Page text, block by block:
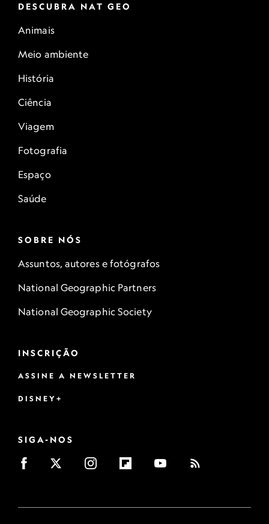
DESCUBRA NAT GEO
Animais
Meio ambiente
História
Ciência
Viagem
Fotografia
Espaço
Saúde
SOBRE NÓS
Assuntos, autores e fotógrafos
National Geographic Partners
National Geographic Society
INSCRIÇÃO
ASSINE A NEWSLETTER
DISNEY+
SIGA-NOS